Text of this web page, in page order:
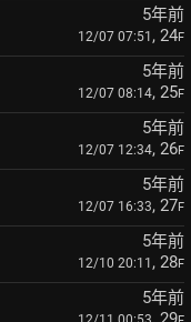
5年前
12/07 07:51 , 24F
5年前
12/07 08:14, 25F
5年前
12/07 12:34, 26F
5年前
12/07 16:33, 27F
5年前
12/10 20:11 , 28F
5年前